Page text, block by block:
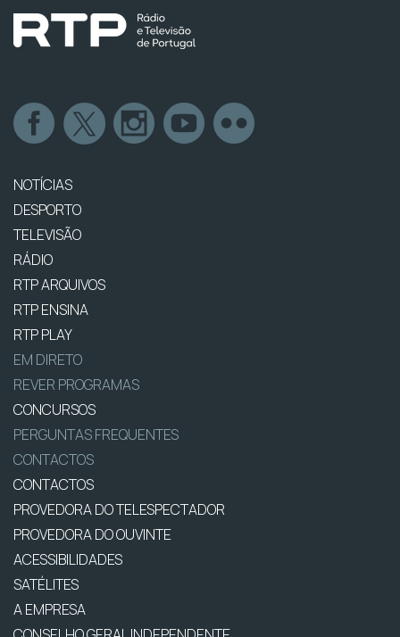
NOTÍCIAS
DESPORTO
TELEVISÃO
RÁDIO
RTP ARQUIVOS
RTP ENSINA
RTP PLAY
EM DIRETO
REVER PROGRAMAS
CONCURSOS
PERGUNTAS FREQUENTES
CONTACTOS
CONTACTOS
PROVEDORA DO TELESPECTADOR
PROVEDORA DO OUVINTE
ACESSIBILIDADES
SATÉLITES
A EMPRESA